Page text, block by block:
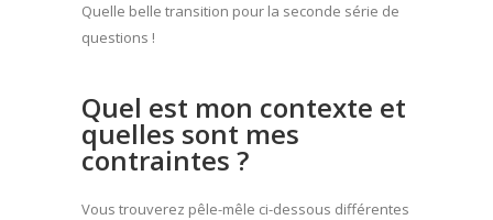
Quelle belle transition pour la seconde série de
questions !
Quel est mon contexte et
quelles sont mes
contraintes ?
Vous trouverez pêle-mêle ci-dessous différentes